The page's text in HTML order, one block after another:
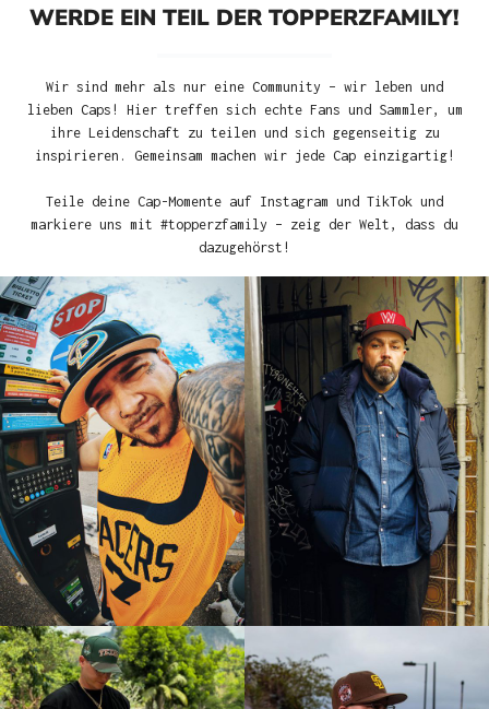
WERDE EIN TEIL DER TOPPERZFAMILY!
Wir sind mehr als nur eine Community – wir leben und
lieben Caps! Hier treffen sich echte Fans und Sammler, um
ihre Leidenschaft zu teilen und sich gegenseitig zu
inspirieren. Gemeinsam machen wir jede Cap einzigartig!
Teile deine Cap-Momente auf Instagram und TikTok und
markiere uns mit #topperzfamily – zeig der Welt, dass du
dazugehörst!